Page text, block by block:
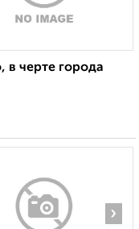
черте города
›